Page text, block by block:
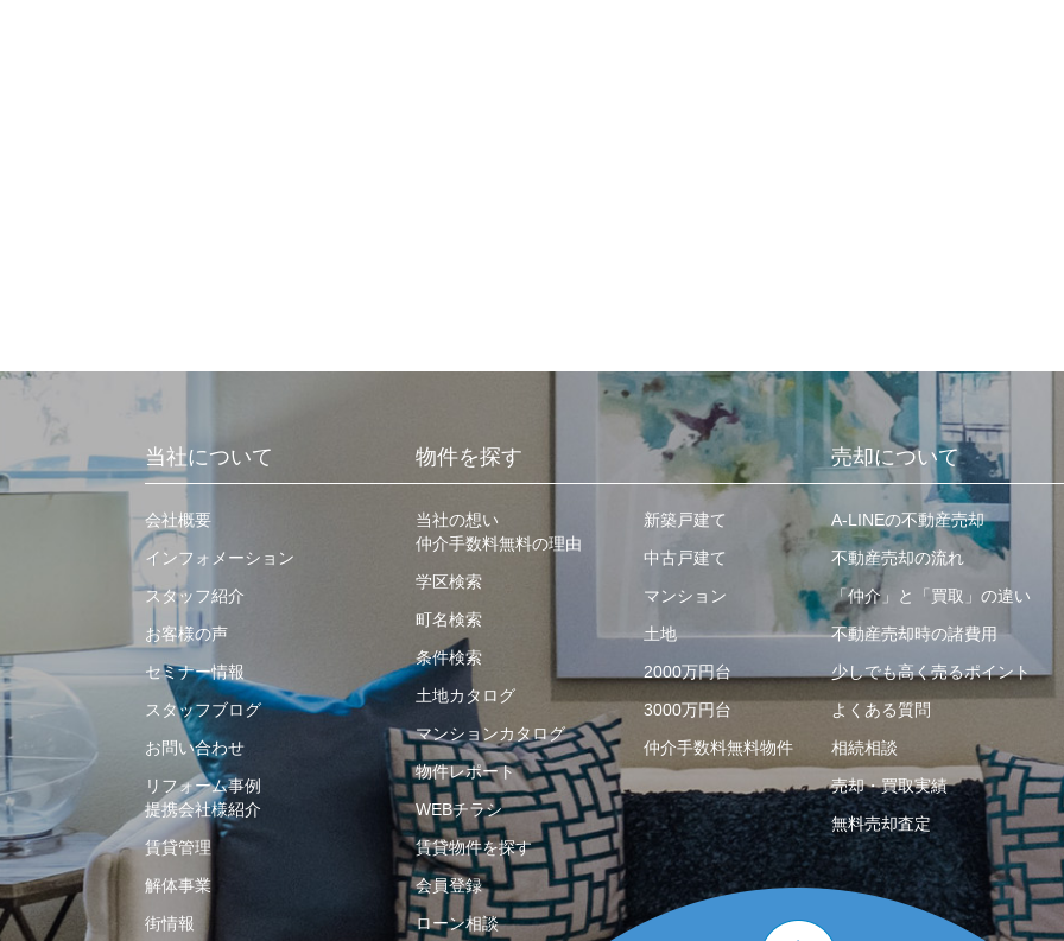
当社について
会社概要
インフォメーション
スタッフ紹介
お客様の声
セミナー情報
スタッフブログ
お問い合わせ
リフォーム事例
提携会社様紹介
賃貸管理
解体事業
街情報
物件を探す
当社の想い
仲介手数料無料の理由
学区検索
町名検索
条件検索
土地カタログ
マンションカタログ
物件レポート
WEBチラシ
賃貸物件を探す
会員登録
ローン相談
新築戸建て
中古戸建て
マンション
土地
2000万円台
3000万円台
仲介手数料無料物件
売却について
A-LINEの不動産売却
不動産売却の流れ
「仲介」と「買取」の違い
不動産売却時の諸費用
少しでも高く売るポイント
よくある質問
相続相談
売却・買取実績
無料売却査定